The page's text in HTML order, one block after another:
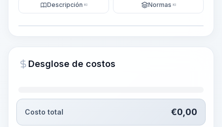
~15-30 Sek.
Descripción KI Normas KI
Desglose de costos
Costo total €0,00